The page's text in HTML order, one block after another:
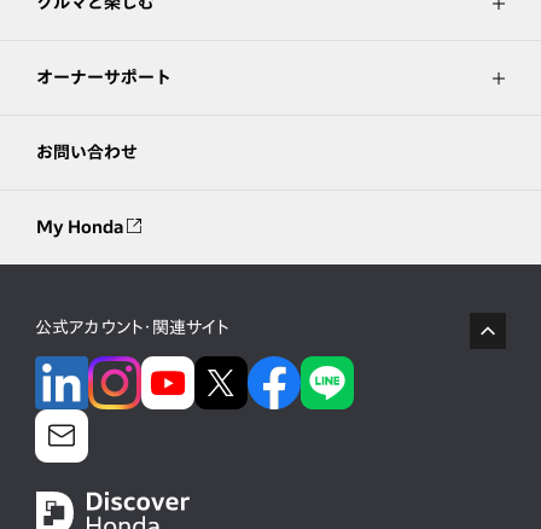
オーナーサポート
お問い合わせ
My Honda
公式アカウント・関連サイト